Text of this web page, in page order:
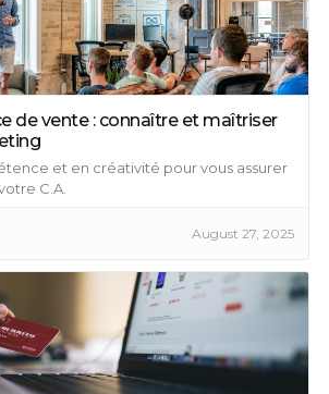
de vente : connaître et maîtriser
et en créativité pour vous assurer
C.A.
August 27, 2025